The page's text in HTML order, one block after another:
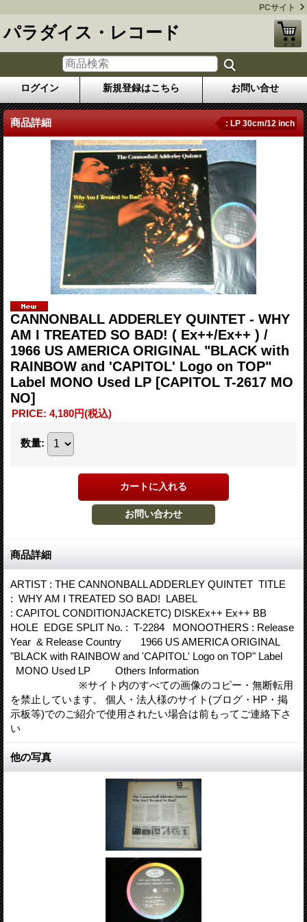
PCサイト
パラダイス・レコード
ログイン 新規登録はこちら お問い合せ
商品詳細 : LP 30cm/12 inch
CANNONBALL ADDERLEY QUINTET - WHY
AM I TREATED SO BAD! ( Ex++/Ex++ ) /
1966 US AMERICA ORIGINAL "BLACK with
RAINBOW and 'CAPITOL' Logo on TOP"
Label MONO Used LP [CAPITOL T-2617 MO
NO]
PRICE: 4,180円(税込)
数量:
商品詳細
ARTIST : THE CANNONBALL ADDERLEY QUINTET TITLE
: WHY AM I TREATED SO BAD! LABEL
: CAPITOL CONDITIONJACKETC) DISKEx++ Ex++ BB
HOLE EDGE SPLIT No. : T-2284 MONOOTHERS : Release
Year & Release Country 1966 US AMERICA ORIGINAL
"BLACK with RAINBOW and 'CAPITOL' Logo on TOP" Label
MONO Used LP Others Information
※サイト内のすべての画像のコピー・無断転用
を禁止しています。 個人・法人様のサイト(ブログ・HP・掲
示板等)でのご紹介で使用されたい場合は前もってご連絡下さ
い
他の写真